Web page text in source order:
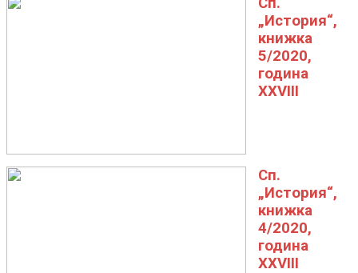
„История“,
книжка
5/2020,
година
XXVIII
Сп.
„История“,
книжка
4/2020,
година
XXVIII